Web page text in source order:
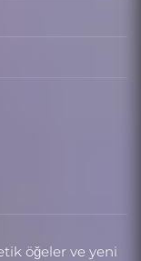
öğeler ve yeni